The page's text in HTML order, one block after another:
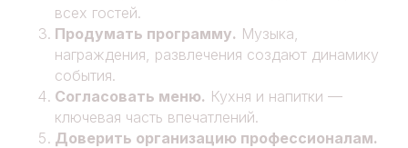
всех гостей.
Продумать программу. Музыка,
награждения, развлечения создают динамику
события.
Согласовать меню. Кухня и напитки —
ключевая часть впечатлений.
Доверить организацию профессионалам.